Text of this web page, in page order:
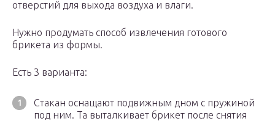
отверстий для выхода воздуха и влаги.
Нужно продумать способ извлечения готового
брикета из формы.
Есть 3 варианта:
Стакан оснащают подвижным дном с пружиной
под ним. Та выталкивает брикет после снятия